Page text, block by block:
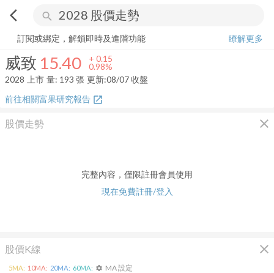
arrow_back_ios search
威致 15.40+ 0.98%
訂閱或綁定，解鎖即時及進階功能
瞭解更多
威致 15.40 + 0.15
0.98%
2028
上市 量: 193 張 更新:08/07 收盤
前往相關富果研究報告 open_in_new
股價走勢 close
完整內容，僅限註冊會員使用
現在免費註冊/登入
股價K線 close
5MA: 10MA: 20MA: 60MA: settings MA 設定